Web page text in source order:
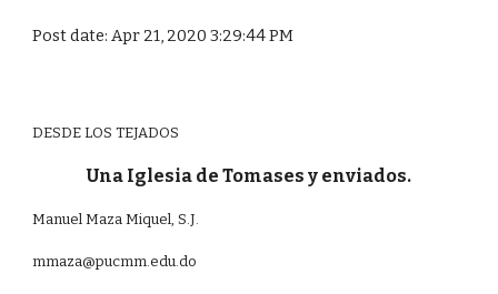
Post date: Apr 21, 2020 3:29:44 PM
DESDE LOS TEJADOS
Una Iglesia de Tomases y enviados.
Manuel Maza Miquel, S.J.
mmaza@pucmm.edu.do